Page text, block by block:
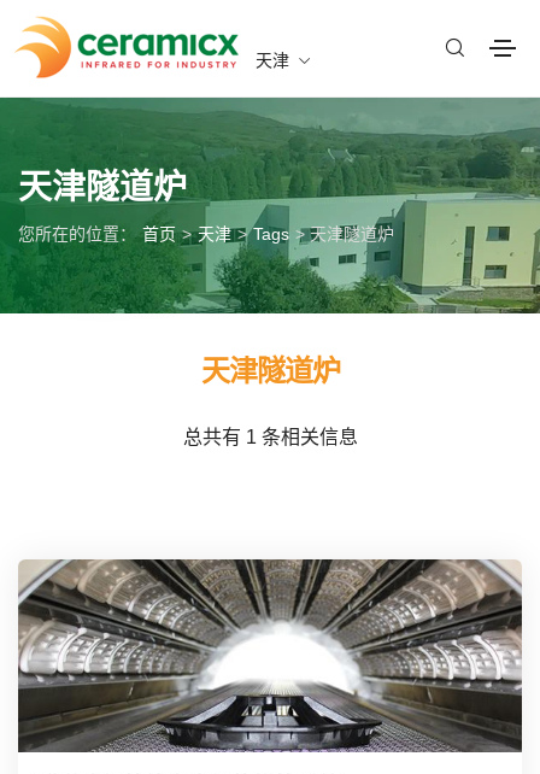
天津
天津隧道炉
您所在的位置： 首页 > 天津 > Tags > 天津隧道炉
天津隧道炉
总共有 1 条相关信息